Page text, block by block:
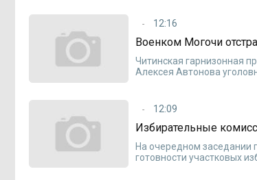
12:16
Военком Могочи
Читинская гарнизонная
Алексея Автонова
12:09
Избирательные
На очередном заседании
готовности участковых